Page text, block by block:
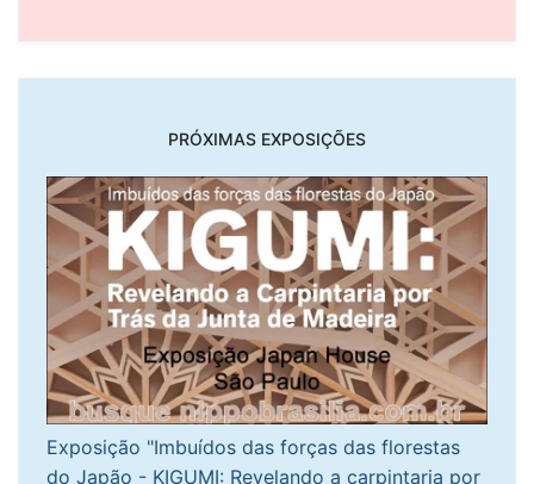
PRÓXIMAS EXPOSIÇÕES
Exposição "Imbuídos das forças das florestas
do Japão - KIGUMI: Revelando a carpintaria por